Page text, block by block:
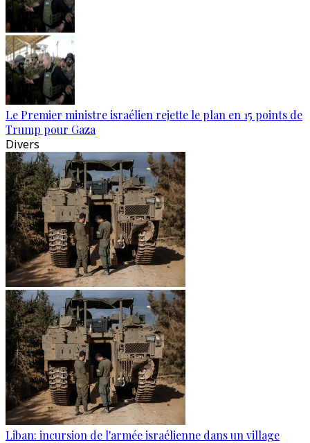
Le Premier ministre israélien rejette le plan en 15 points de
Trump pour Gaza
Divers
Liban: incursion de l'armée israélienne dans un village